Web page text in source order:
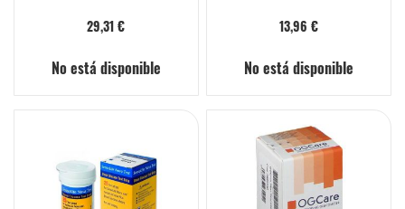
telemedicina
29,31 €
No está disponible
telemedicina
13,96 €
No está disponible